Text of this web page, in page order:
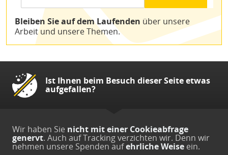
Bleiben Sie auf dem Laufenden über unsere
Arbeit und unsere Themen.
Ist Ihnen beim Besuch dieser Seite etwas
aufgefallen?
Wir haben Sie nicht mit einer Cookieabfrage
genervt. Auch auf Tracking verzichten wir. Denn wir
nehmen unsere Spenden aufehrliche Weise ein.